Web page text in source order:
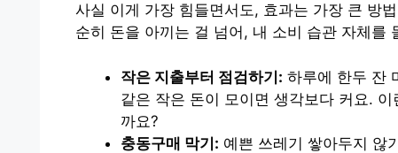
사실 이게 가장 힘들면서도, 효과는 가장 큰 방
순히 돈을 아끼는 걸 넘어, 내 소비 습관 자체를
작은 지출부터 점검하기: 하루에 한두 잔
같은 작은 돈이 모이면 생각보다 커요.
까요?
충동구매 막기: 예쁜 쓰레기 쌓아두지 않